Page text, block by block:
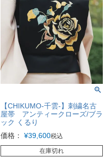
【CHIKUMO-千雲-】刺繍名古
屋帯 アンティークローズ/ブラ
ック くるり
価格：
¥39,600税込
在庫切れ